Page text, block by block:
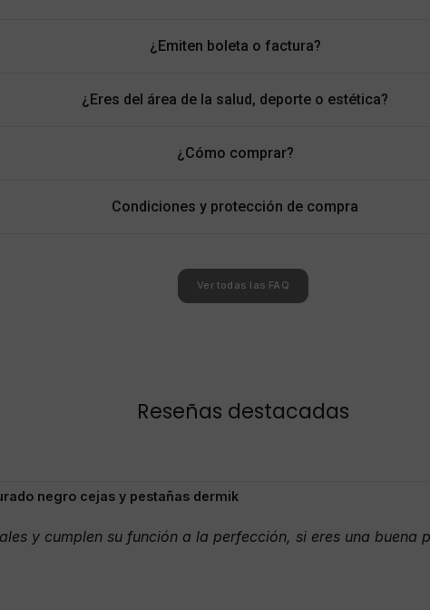
¿Emiten boleta o factura?
¿Eres del área de la salud, deporte o estética?
¿Cómo comprar?
Condiciones y protección de compra
Ver todas las FAQ
Reseñas destacadas
negro cejas y pestañas dermik
y cumplen su función a la perfección, si eres una buena